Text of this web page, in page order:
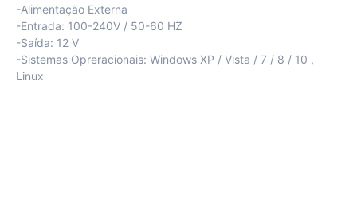
-Alimentação Externa
-Entrada: 100-240V / 50-60 HZ
-Saída: 12 V
-Sistemas Opreracionais: Windows XP / Vista / 7 / 8 / 10 ,
Linux